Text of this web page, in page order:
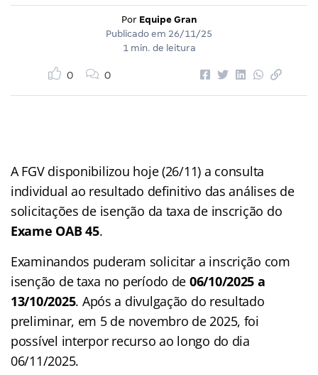
Por Equipe Gran
Publicado em 26/11/25
1 min. de leitura
0 0
A FGV disponibilizou hoje (26/11) a consulta
individual ao resultado definitivo das análises de
solicitações de isenção da taxa de inscrição do
Exame OAB 45.
Examinandos puderam solicitar a inscrição com
isenção de taxa no período de 06/10/2025 a
13/10/2025. Após a divulgação do resultado
preliminar, em 5 de novembro de 2025, foi
possível interpor recurso ao longo do dia
06/11/2025.